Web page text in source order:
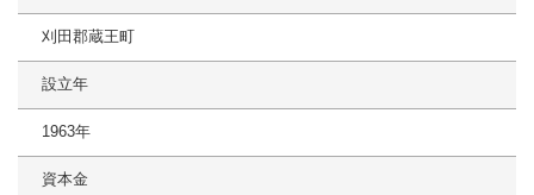
刈田郡蔵王町
設立年
1963年
資本金